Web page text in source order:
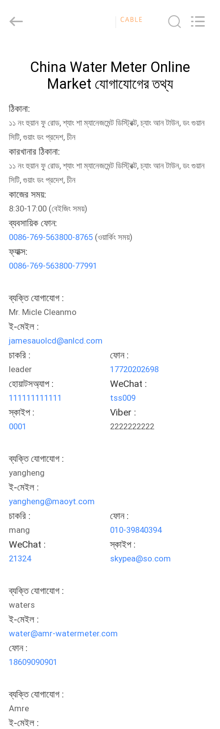
ভিডিও
VR
প্রদর্শন
আমাদের
সম্পর্কে
কারখানা
ভ্রমণ
মান
নিয়ন্ত্রণ
যোগাযোগ
করুন
খবর
উদ্ধৃতির
আবেদন
সাইট
ম্যাপ
গোপনীয়তা
নীতি
Market.
China Water Meter Online
Market যোগাযোগের তথ্য
ঠিকানা:
১১ নং হুয়ান ফু রোড, শ্যাং শা ম্যানেজমেন্ট ডিস্ট্রিক্ট, চ্যাং আন টাউন, ডং গুয়ান
সিটি, গুয়াং ডং প্রদেশ, চীন
কারখানার ঠিকানা:
১১ নং হুয়ান ফু রোড, শ্যাং শা ম্যানেজমেন্ট ডিস্ট্রিক্ট, চ্যাং আন টাউন, ডং গুয়ান
সিটি, গুয়াং ডং প্রদেশ, চীন
কাজের সময়:
8:30-17:00 (বেইজিং সময়)
ব্যবসায়িক ফোন:
0086-769-563800-8765(ওয়ার্কিং সময়)
ফ্যাক্স:
0086-769-563800-77991
ব্যক্তি যোগাযোগ :
Mr. Micle Cleanmo
ই-মেইল :
jamesauolcd@anlcd.com
চাকরি :
leader
ফোন :
17720202698
হোয়াটসঅ্যাপ :
111111111111
WeChat :
tss009
স্কাইপ :
0001
Viber :
2222222222
ব্যক্তি যোগাযোগ :
yangheng
ই-মেইল :
yangheng@maoyt.com
চাকরি :
mang
ফোন :
010-39840394
WeChat :
21324
স্কাইপ :
skypea@so.com
ব্যক্তি যোগাযোগ :
waters
ই-মেইল :
water@amr-watermeter.com
ফোন :
18609090901
ব্যক্তি যোগাযোগ :
Amre
ই-মেইল :